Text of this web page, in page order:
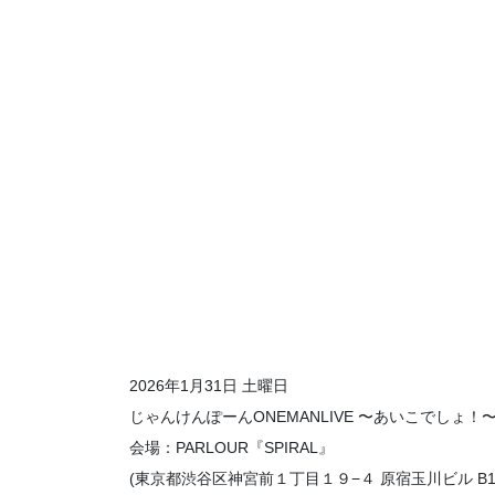
2026年1月31日 土曜日
じゃんけんぽーんONEMANLIVE 〜あいこでしょ！
会場：PARLOUR『SPIRAL』
(東京都渋谷区神宮前１丁目１９−４ 原宿玉川ビル